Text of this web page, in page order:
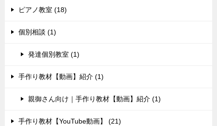
ピアノ教室 (18)
個別相談 (1)
発達個別教室 (1)
手作り教材【動画】紹介 (1)
親御さん向け｜手作り教材【動画】紹介 (1)
手作り教材【YouTube動画】 (21)